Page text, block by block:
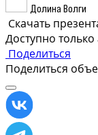
Долина Волги
Скачать
Доступно
Поделиться
Поделиться